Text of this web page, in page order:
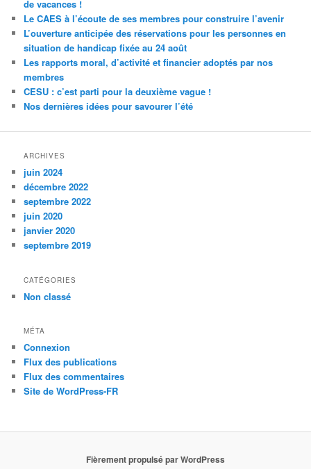
de vacances !
Le CAES à l’écoute de ses membres pour construire l’avenir
L’ouverture anticipée des réservations pour les personnes en
situation de handicap fixée au 24 août
Les rapports moral, d’activité et financier adoptés par nos
membres
CESU : c’est parti pour la deuxième vague !
Nos dernières idées pour savourer l’été
ARCHIVES
juin 2024
décembre 2022
septembre 2022
juin 2020
janvier 2020
septembre 2019
CATÉGORIES
Non classé
MÉTA
Connexion
Flux des publications
Flux des commentaires
Site de WordPress-FR
Fièrement propulsé par WordPress